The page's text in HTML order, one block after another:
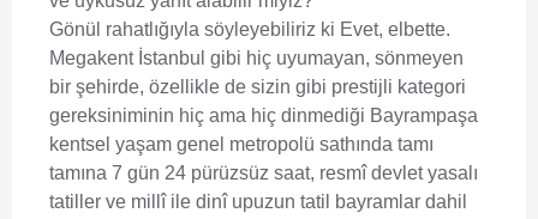
Gönül rahatlığıyla söyleyebiliriz ki Evet, elbette.
Megakent İstanbul gibi hiç uyumayan, sönmeyen
bir şehirde, özellikle de sizin gibi prestijli kategori
gereksiniminin hiç ama hiç dinmediği Bayrampaşa
kentsel yaşam genel metropolü sathında tamı
tamına 7 gün 24 pürüzsüz saat, resmî devlet yasalı
tatiller ve millî ile dinî upuzun tatil bayramlar dahil